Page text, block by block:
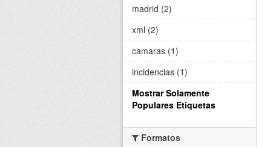
madrid (2)
xml (2)
camaras (1)
incidencias (1)
Mostrar Solamente
Populares Etiquetas
Formatos